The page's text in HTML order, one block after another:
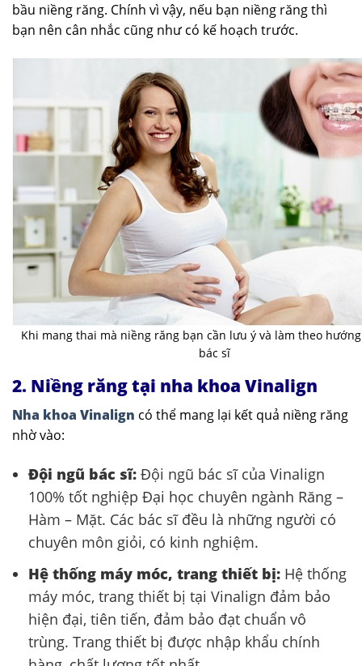
bầu niềng răng. Chính vì vậy, nếu bạn niềng răng thì
bạn nên cân nhắc cũng như có kế hoạch trước.
Khi mang thai mà niềng răng bạn cần lưu ý và làm theo
bác sĩ
2. Niềng răng tại nha khoa Vinalign
Nha khoa Vinalign có thể mang lại kết quả niềng răng
nhờ vào:
Đội ngũ bác sĩ: Đội ngũ bác sĩ của Vinalign
100% tốt nghiệp Đại học chuyên ngành Răng –
Hàm – Mặt. Các bác sĩ đều là những người có
chuyên môn giỏi, có kinh nghiệm.
Hệ thống máy móc, trang thiết bị: Hệ thống
máy móc, trang thiết bị tại Vinalign đảm bảo
hiện đại, tiên tiến, đảm bảo đạt chuẩn vô
trùng. Trang thiết bị được nhập khẩu chính